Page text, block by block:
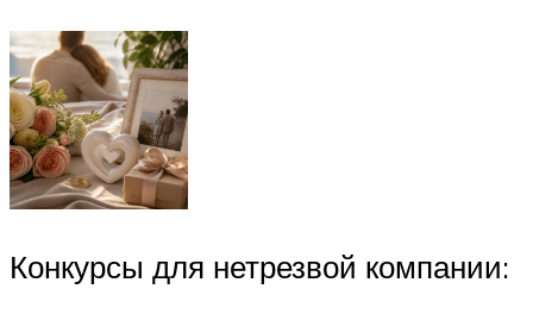
Конкурсы для нетрезвой компании: